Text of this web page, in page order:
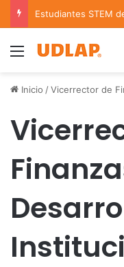
Menu
Inicio /Vicerrector de